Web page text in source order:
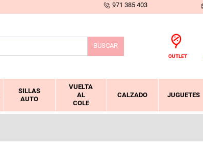
971 385 403
BUSCAR
OUTLET
SILLAS
AUTO
VUELTA
AL
COLE
CALZADO JUGUETES